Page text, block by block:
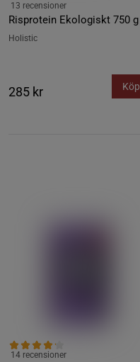
Risprotein Ekologiskt 750 g
13 recensioner
Holistic
285 kr Köp
14 recensioner